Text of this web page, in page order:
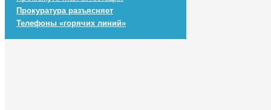
Прокуратура разъясняет
Телефоны «горячих линий»